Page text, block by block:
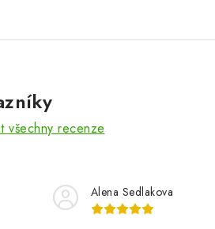
všechny recenze
Alena Sedlakova